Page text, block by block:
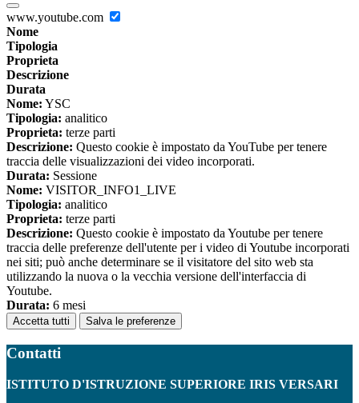
www.youtube.com
Nome
Tipologia
Proprieta
Descrizione
Durata
Nome: YSC
Tipologia: analitico
Proprieta: terze parti
Descrizione: Questo cookie è impostato da YouTube per tenere
traccia delle visualizzazioni dei video incorporati.
Durata: Sessione
Nome: VISITOR_INFO1_LIVE
Tipologia: analitico
Proprieta: terze parti
Descrizione: Questo cookie è impostato da Youtube per tenere
traccia delle preferenze dell'utente per i video di Youtube incorporati
nei siti; può anche determinare se il visitatore del sito web sta
utilizzando la nuova o la vecchia versione dell'interfaccia di
Youtube.
Durata: 6 mesi
Accetta tutti Salva le preferenze
Contatti
ISTITUTO D'ISTRUZIONE SUPERIORE IRIS VERSARI